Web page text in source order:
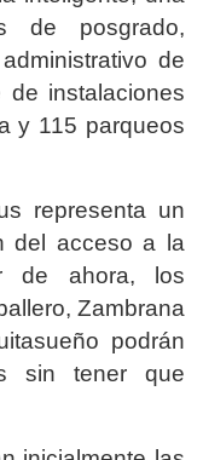
de posgrado,
de
de instalaciones
y 115 parqueos
representa un
del acceso a la
de ahora, los
Zambrana
podrán
sin tener que